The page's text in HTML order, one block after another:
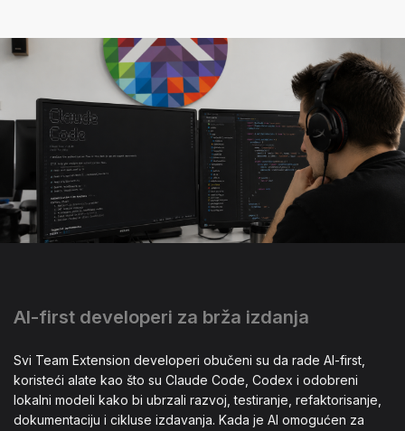
AI-first developeri za brža izdanja
Svi Team Extension developeri obučeni su da rade AI-first,
koristeći alate kao što su Claude Code, Codex i odobreni
lokalni modeli kako bi ubrzali razvoj, testiranje, refaktorisanje,
dokumentaciju i cikluse izdavanja. Kada je AI omogućen za